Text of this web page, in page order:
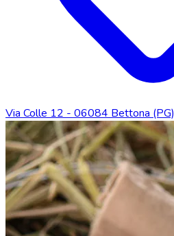
Via Colle 12 - 06084 Bettona (PG)